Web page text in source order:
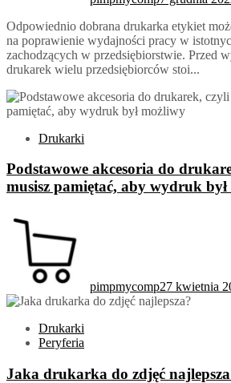
Odpowiednio dobrana drukarka etykiet
na poprawienie wydajności pracy w
zachodzących w przedsiębiorstwie. Przed
drukarek wielu przedsiębiorców stoi...
Drukarki
Podstawowe akcesoria do
musisz pamiętać, aby wydruk
pimpmycomp27 kwietnia
Drukarki
Peryferia
Jaka drukarka do zdjęć